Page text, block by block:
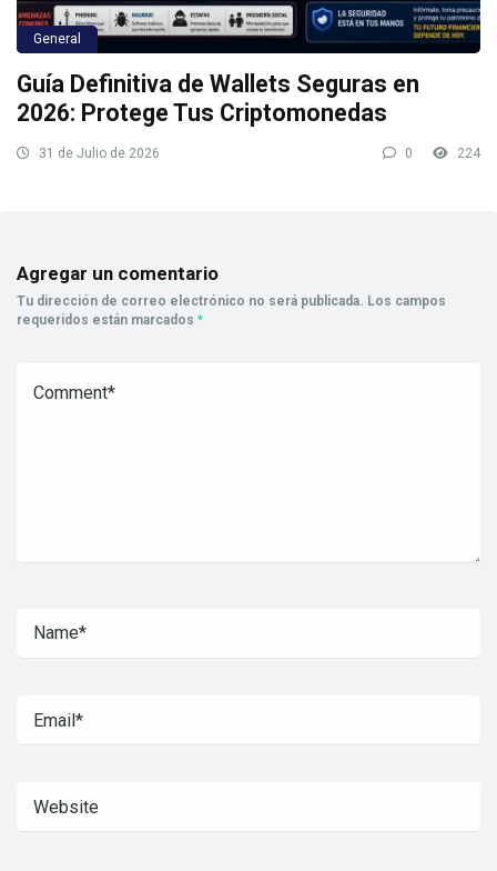
General
Guía Definitiva de Wallets Seguras en
2026: Protege Tus Criptomonedas
31 de Julio de 2026 0 224
Agregar un comentario
Tu dirección de correo electrónico no será publicada. Los campos
requeridos están marcados *